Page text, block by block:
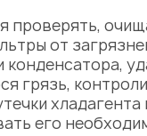
проверять,
от
конденсатора,
грязь,
хладагента
его